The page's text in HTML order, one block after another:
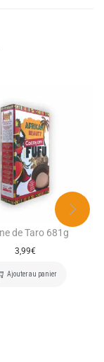
de Taro 681g
3,99€
Ajouter au panier